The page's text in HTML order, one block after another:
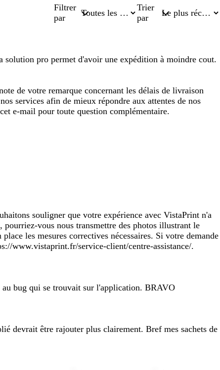
Filtrer
par
Trier
par
pro permet d'avoir une expédition à moindre cout.
de votre remarque concernant les délais de livraison
services afin de mieux répondre aux attentes de nos
e-mail pour toute question complémentaire.
souligner que votre expérience avec VistaPrint n'a
vous nous transmettre des photos illustrant le
les mesures correctives nécessaires. Si votre demande
www.vistaprint.fr/service-client/centre-assistance/.
bug qui se trouvait sur l'application. BRAVO
devrait être rajouter plus clairement. Bref mes sachets de